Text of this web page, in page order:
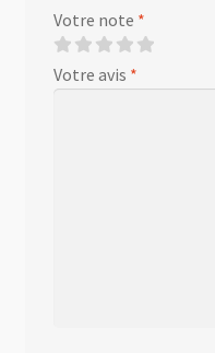
Votre note *
Votre avis *